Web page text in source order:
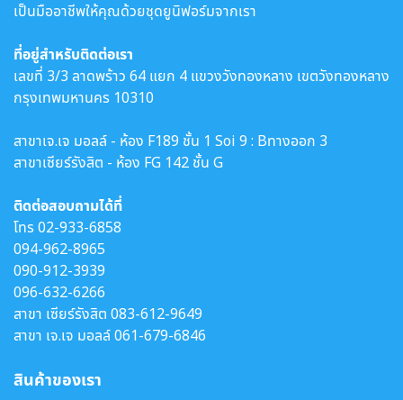
เป็นมืออาชีพให้คุณด้วยชุดยูนิฟอร์มจากเรา
ที่อยู่สำหรับติดต่อเรา
เลขที่ 3/3 ลาดพร้าว 64 แยก 4 แขวงวังทองหลาง เขตวังทองหลาง
กรุงเทพมหานคร 10310
สาขาเจ.เจ มอลล์ - ห้อง F189 ชั้น 1 Soi 9 : Bทางออก 3
สาขาเซียร์รังสิต - ห้อง FG 142 ชั้น G
ติดต่อสอบถามได้ที่
โทร02-933-6858
094-962-8965
090-912-3939
096-632-6266
สาขา เซียร์รังสิต 083-612-9649
สาขา เจ.เจ มอลล์061-679-6846
สินค้าของเรา